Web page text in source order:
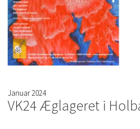
Januar 2024
VK24 Æglageret i